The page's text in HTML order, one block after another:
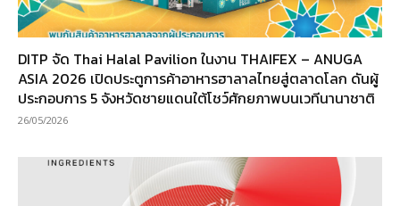
DITP จัด Thai Halal Pavilion ในงาน THAIFEX – ANUGA
ASIA 2026 เปิดประตูการค้าอาหารฮาลาลไทยสู่ตลาดโลก ดันผู้
ประกอบการ 5 จังหวัดชายแดนใต้โชว์ศักยภาพบนเวทีนานาชาติ
26/05/2026